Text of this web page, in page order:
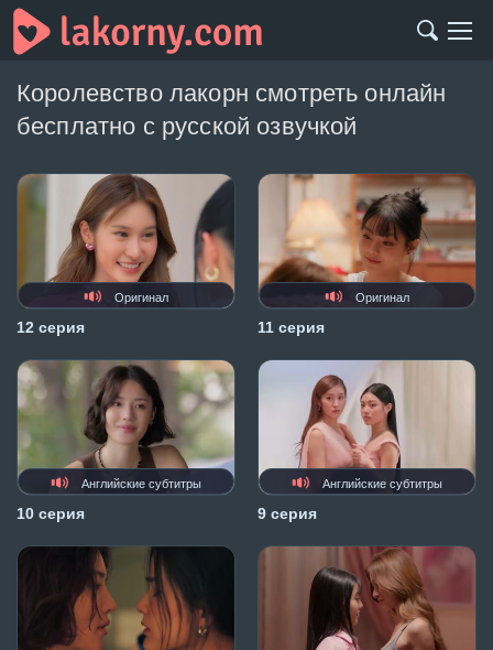
Королевство лакорн смотреть онлайн
бесплатно с русской озвучкой
Оригинал
12 серия
Оригинал
11 серия
Английские субтитры
10 серия
Английские субтитры
9 серия